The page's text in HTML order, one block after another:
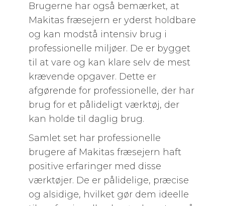
Brugerne har også bemærket, at
Makitas fræsejern er yderst holdbare
og kan modstå intensiv brug i
professionelle miljøer. De er bygget
til at vare og kan klare selv de mest
krævende opgaver. Dette er
afgørende for professionelle, der har
brug for et pålideligt værktøj, der
kan holde til daglig brug.
Samlet set har professionelle
brugere af Makitas fræsejern haft
positive erfaringer med disse
værktøjer. De er pålidelige, præcise
og alsidige, hvilket gør dem ideelle